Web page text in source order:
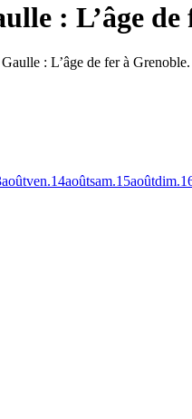
: L’âge
: L’âge de fer à Grenoble.
aoûtven.14aoûtsam.15aoûtdim.